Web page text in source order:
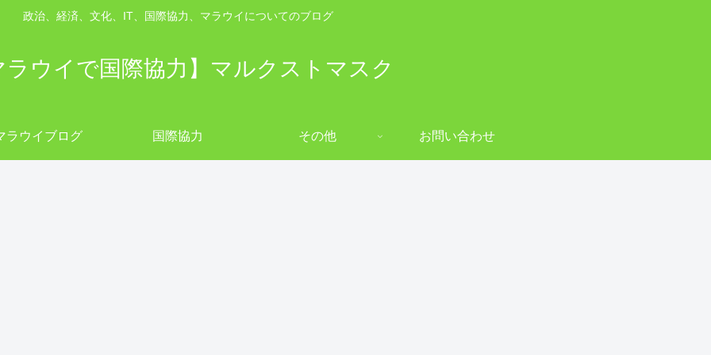
政治、経済、文化、IT、国際協力、マラウイについてのブログ
ラウイで国際協力】マルクストマスク
ラウイブログ 国際協力 その他 お問い合わせ